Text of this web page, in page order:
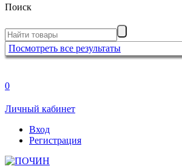
Поиск
Посмотреть все результаты
0
Личный кабинет
Вход
Регистрация